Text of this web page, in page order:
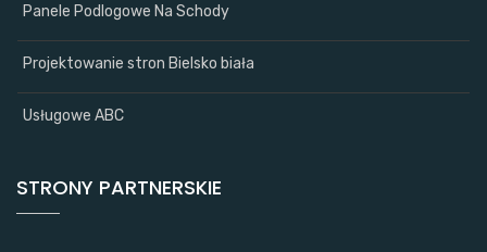
Panele Podlogowe Na Schody
Projektowanie stron Bielsko biała
Usługowe ABC
STRONY PARTNERSKIE